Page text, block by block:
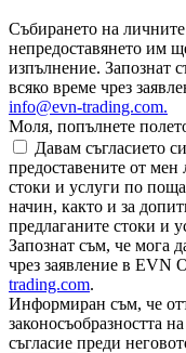
Събирането на
непредоставянето им
изпълнение. Запознат
всяко време чрез
info@evn-trading.com.
Моля, попълнете
Давам съгласието
предоставените от
стоки и услуги по
начин, както и за
предлаганите стоки и
Запознат съм, че мога
чрез заявление в EVN
trading.com.
Информиран съм, че
законосъобразността
съгласие преди